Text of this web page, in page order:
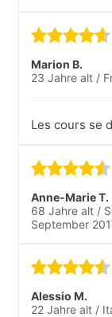
Marion B.
23 Jahre alt /
Les cours se
Anne-Marie T.
68 Jahre alt /
September
Alessio M.
22 Jahre alt /